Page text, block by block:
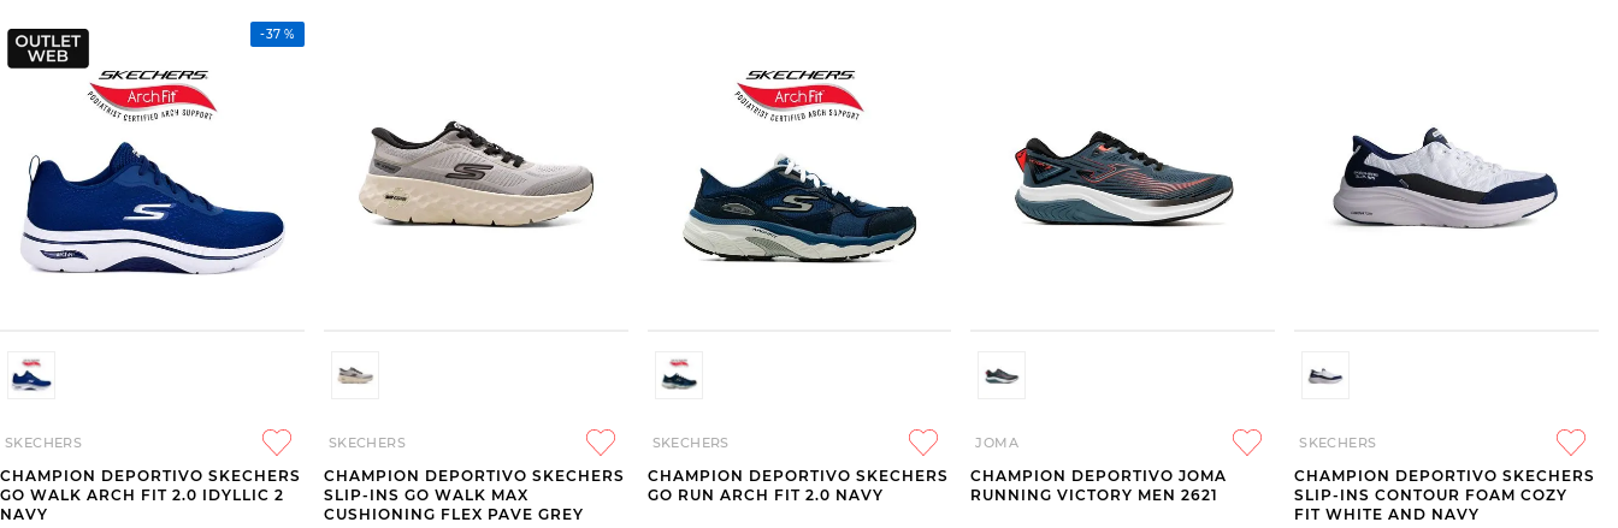
-37 %
SKECHERS
CHAMPION DEPORTIVO SKECHERS
GO WALK ARCH FIT 2.0 IDYLLIC 2
NAVY
SKECHERS
CHAMPION DEPORTIVO SKECHERS
SLIP-INS GO WALK MAX
CUSHIONING FLEX PAVE GREY
SKECHERS
CHAMPION DEPORTIVO SKECHERS
GO RUN ARCH FIT 2.0 NAVY
JOMA
CHAMPION DEPORTIVO JOMA
RUNNING VICTORY MEN 2621
SKECHERS
CHAMPION DEPORTIVO SKECHERS
SLIP-INS CONTOUR FOAM COZY
FIT WHITE AND NAVY